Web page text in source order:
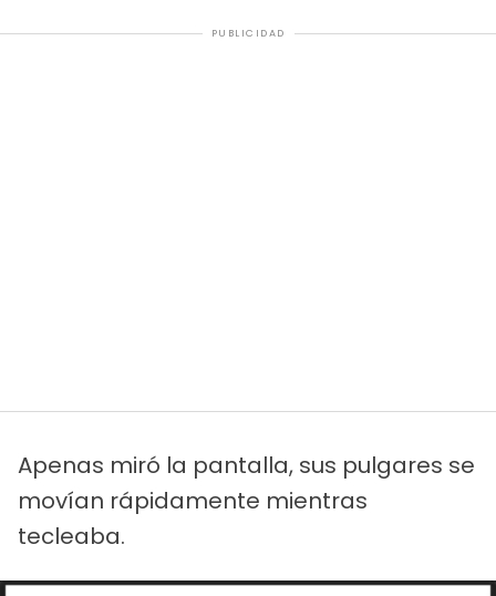
PUBLICIDAD
Apenas miró la pantalla, sus pulgares se
movían rápidamente mientras
tecleaba.